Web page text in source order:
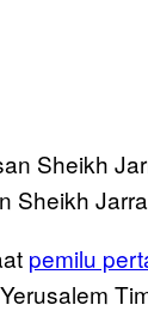
Sheikh
pemilu